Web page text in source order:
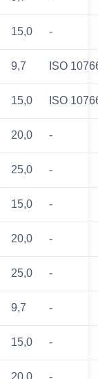
15,0 -
9,7 ISO
15,0 ISO
20,0 -
25,0 -
15,0 -
20,0 -
25,0 -
9,7 -
15,0 -
20,0 -